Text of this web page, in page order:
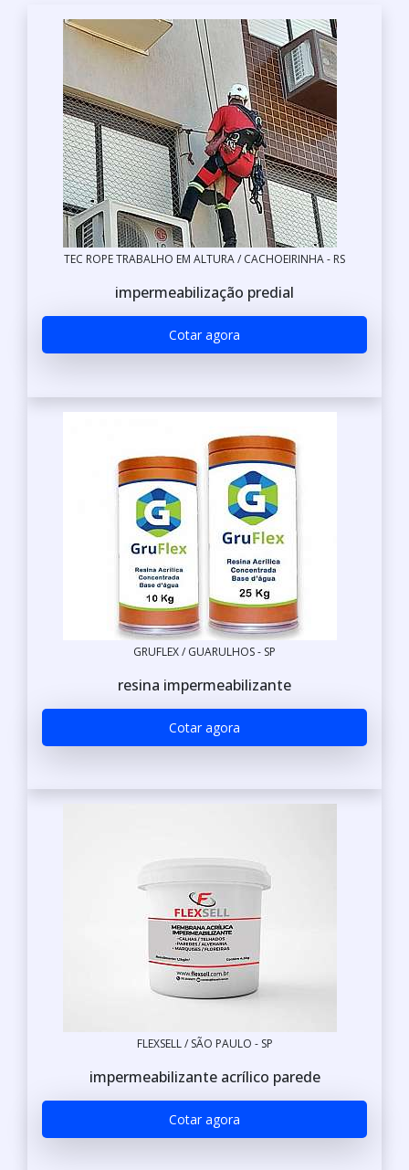
TEC ROPE TRABALHO EM ALTURA / CACHOEIRINHA - RS
impermeabilização predial
Cotar agora
GRUFLEX / GUARULHOS - SP
resina impermeabilizante
Cotar agora
FLEXSELL / SÃO PAULO - SP
impermeabilizante acrílico parede
Cotar agora